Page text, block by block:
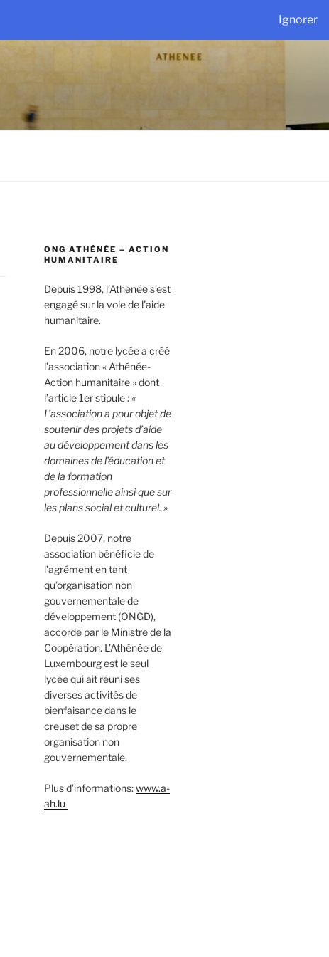
Ignorer
ONG ATHÉNÉE – ACTION
HUMANITAIRE
Depuis 1998, l’Athénée s’est
engagé sur la voie de l’aide
humanitaire.
En 2006, notre lycée a créé
l’association « Athénée-
Action humanitaire » dont
l’article 1er stipule :«
L’association a pour objet de
soutenir des projets d’aide
au développement dans les
domaines de l’éducation et
de la formation
professionnelle ainsi que sur
les plans social et culturel. »
Depuis 2007, notre
association bénéficie de
l’agrément en tant
qu’organisation non
gouvernementale de
développement (ONGD),
accordé par le Ministre de la
Coopération. L’Athénée de
Luxembourg est le seul
lycée qui ait réuni ses
diverses activités de
bienfaisance dans le
creuset de sa propre
organisation non
gouvernementale.
Plus d’informations:www.a-
ah.lu